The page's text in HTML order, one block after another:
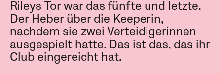
Rileys Tor war das fünfte und letzte.
Der Heber über die Keeperin,
nachdem sie zwei Verteidigerinnen
ausgespielt hatte. Das ist das, das ihr
Club eingereicht hat.